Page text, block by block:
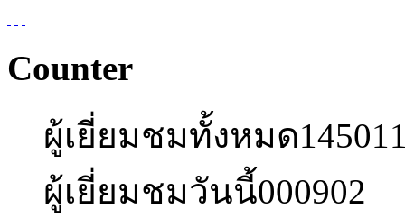
Counter
ผู้เยี่ยมชมทั้งหมด
ผู้เยี่ยมชมวันนี้000902